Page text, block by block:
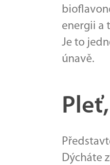
energii a
Je to
únavě.
Dýcháte